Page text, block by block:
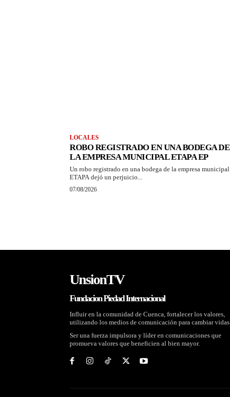
LOCALES
ROBO REGISTRADO EN UNA BODEGA DE
LA EMPRESA MUNICIPAL ETAPA EP
Un robo registrado en una bodega de la empresa municipal
ETAPA dejó un perjuicio...
07/08/2026
UnsionTV
Fundacion Piedad Internacional
Influir en la comunidad de Cuenca, fortalecer los valores,
utilizando los medios de comunicación para cambiar vidas.
Ser una fuerza impulsora y líder en comunicaciones que
promueva valores que beneficien al bien mayor.